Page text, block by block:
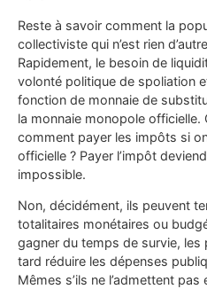
Reste à savoir comment la
collectiviste qui n’est rien
Rapidement, le besoin de
volonté politique de spoliation
fonction de monnaie de
la monnaie monopole officielle.
comment payer les impôts si
officielle ? Payer l’impôt
impossible.
Non, décidément, ils peuvent
totalitaires monétaires ou
gagner du temps de survie,
tard réduire les dépenses
Mêmes s’ils ne l’admettent